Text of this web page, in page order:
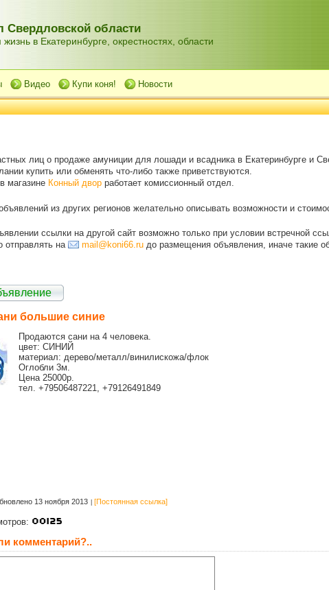
Свердловской области
в Екатеринбурге, окрестностях, области
Видео Купи коня! Новости
лиц о продаже амуниции для лошади и всадника в Екатеринбурге и
купить или обменять что-либо также приветствуются.
магазине Конный двор работает комиссионный отдел.
из других регионов желательно описывать возможности и
ссылки на другой сайт возможно только при условии встречной
отправлять на mail@koni66.ru до размещения объявления, иначе такие
большие синие
Продаются сани на 4 человека.
цвет: СИНИЙ
материал: дерево/металл/винилискожа/флок
Оглобли 3м.
Цена 25000р.
тел. +79506487221, +79126491849
13 ноября 2013 [Постоянная ссылка]
комментарий?..